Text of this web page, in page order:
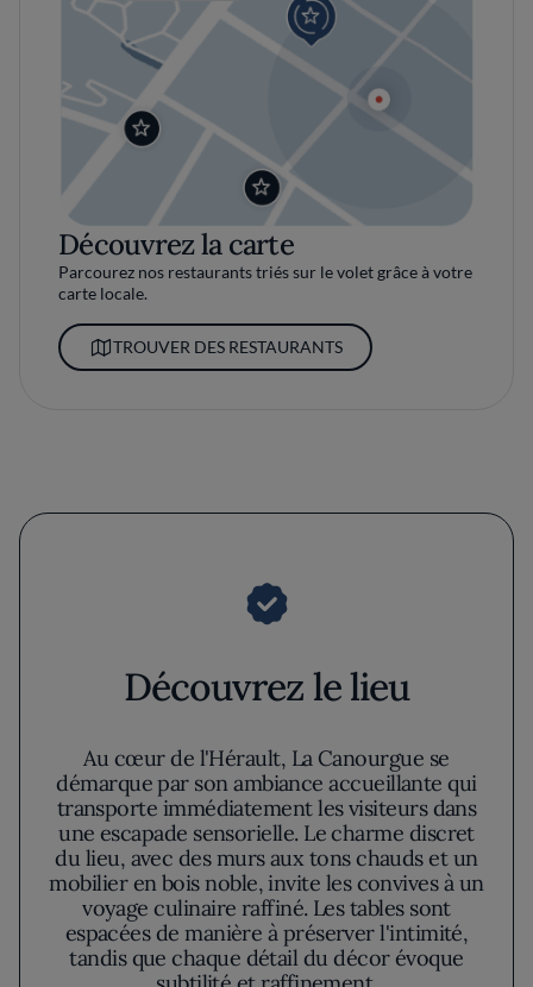
Découvrez la carte
Parcourez nos restaurants triés sur le volet grâce à votre
carte locale.
TROUVER DES RESTAURANTS
Découvrez le lieu
Au cœur de l'Hérault, La Canourgue se
démarque par son ambiance accueillante qui
transporte immédiatement les visiteurs dans
une escapade sensorielle. Le charme discret
du lieu, avec des murs aux tons chauds et un
mobilier en bois noble, invite les convives à un
voyage culinaire raffiné. Les tables sont
espacées de manière à préserver l'intimité,
tandis que chaque détail du décor évoque